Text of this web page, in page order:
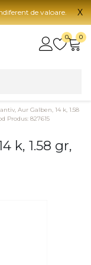
de valoare. X
0 0
Aur Galben, 14 k, 1.58
Produs: 827615
k, 1.58 gr,